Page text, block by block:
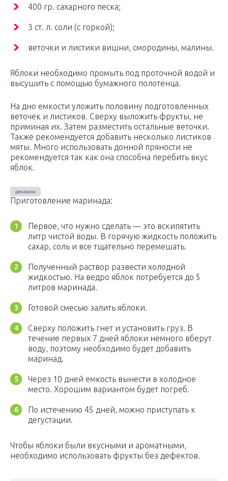
400 гр. сахарного песка;
3 ст. л. соли (с горкой);
веточки и листики вишни, смородины, малины.
Яблоки необходимо промыть под проточной водой и
высушить с помощью бумажного полотенца.
На дно емкости уложить половину подготовленных
веточек и листиков. Сверху выложить фрукты, не
приминая их. Затем разместить остальные веточки.
Также рекомендуется добавить несколько листиков
мяты. Много использовать донной пряности не
рекомендуется так как она способна перебить вкус
яблок.
Приготовление маринада:
Первое, что нужно сделать — это вскипятить
литр чистой воды. В горячую жидкость положить
сахар, соль и все тщательно перемешать.
Полученный раствор развести холодной
жидкостью. На ведро яблок потребуется до 5
литров маринада.
Готовой смесью залить яблоки.
Сверху положить гнет и установить груз. В
течение первых 7 дней яблоки немного вберут
воду, поэтому необходимо будет добавить
маринад.
Через 10 дней емкость вынести в холодное
место. Хорошим вариантом будет погреб.
По истечению 45 дней, можно приступать к
дегустации.
Чтобы яблоки были вкусными и ароматными,
необходимо использовать фрукты без дефектов.